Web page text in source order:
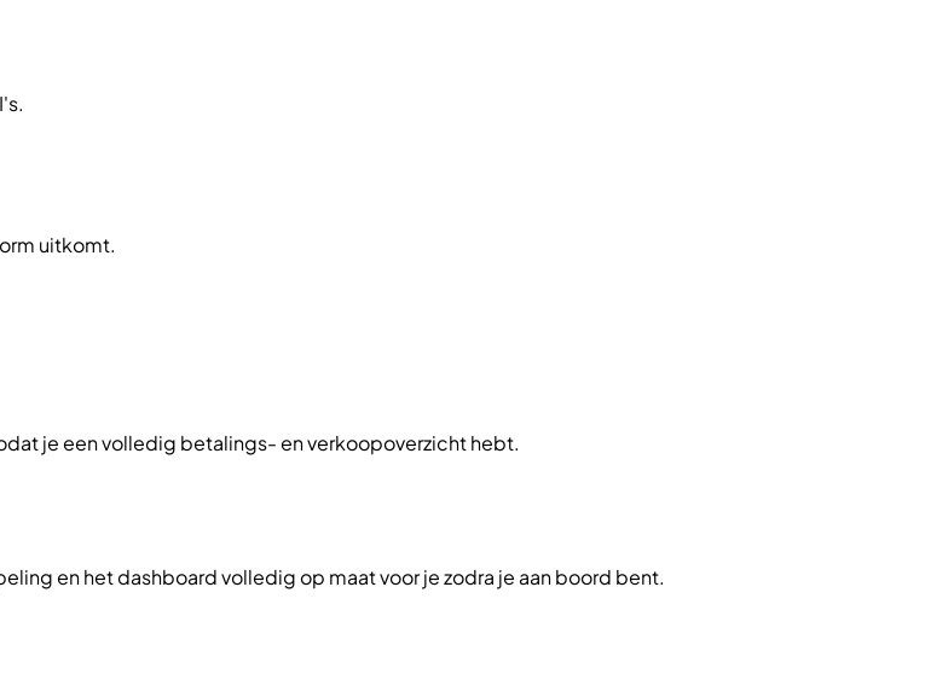
uitkomt.
je een volledig betalings- en verkoopoverzicht hebt.
en het dashboard volledig op maat voor je zodra je aan boord bent.